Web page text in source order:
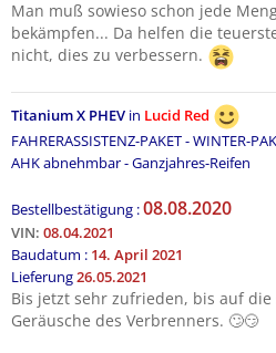
Man muß sowieso schon jede
bekämpfen... Da helfen die
nicht, dies zu verbessern.
Titanium X PHEV in Lucid Red
FAHRERASSISTENZ-PAKET - WINTER-
AHK abnehmbar - Ganzjahres-Reifen
Bestellbestätigung :08.08.2020
VIN: 08.04.2021
Baudatum : 14. April 2021
Lieferung26.05.2021
Bis jetzt sehr zufrieden, bis auf die
Geräusche des Verbrenners. 🙄😏